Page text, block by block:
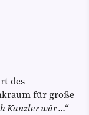
des
für große
Kanzler wär …“